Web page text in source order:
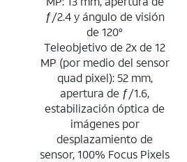
ƒ/2.4 y ángulo de visión
de 120°
Teleobjetivo de 2x de 12
MP (por medio del sensor
quad pixel): 52 mm,
apertura de ƒ/1.6,
estabilización óptica de
imágenes por
desplazamiento de
sensor, 100% Focus Pixels